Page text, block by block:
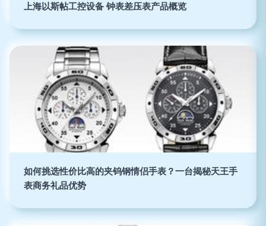
上海以斯帖工控设备 钟表差压表产品概览
如何挑选性价比高的夹钨钢情侣手表？一台揭秘天王手
表商务礼品优势